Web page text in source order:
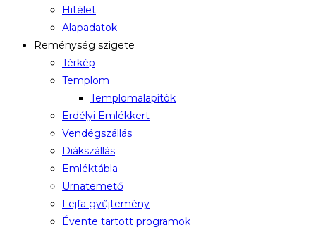
Hitélet
Alapadatok
Reménység szigete
Térkép
Templom
Templomalapítók
Erdélyi Emlékkert
Vendégszállás
Diákszállás
Emléktábla
Urnatemető
Fejfa gyűjtemény
Évente tartott programok